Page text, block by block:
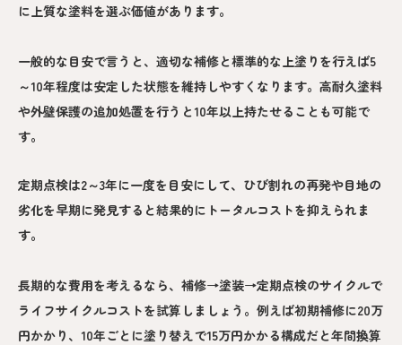
に上質な塗料を選ぶ価値があります。
一般的な目安で言うと、適切な補修と標準的な上塗りを行えば5
～10年程度は安定した状態を維持しやすくなります。高耐久塗料
や外壁保護の追加処置を行うと10年以上持たせることも可能で
す。
定期点検は2～3年に一度を目安にして、ひび割れの再発や目地の
劣化を早期に発見すると結果的にトータルコストを抑えられま
す。
長期的な費用を考えるなら、補修→塗装→定期点検のサイクルで
ライフサイクルコストを試算しましょう。例えば初期補修に20万
円かかり、10年ごとに塗り替えで15万円かかる構成だと年間換算